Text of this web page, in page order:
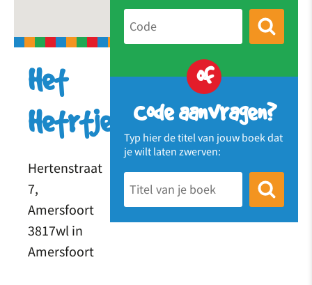
of
Code aanvragen?
Typ hier de titel van jouw boek dat
je wilt laten zwerven:
Het
Hetrtje
Hertenstraat
7,
Amersfoort
3817wl in
Amersfoort